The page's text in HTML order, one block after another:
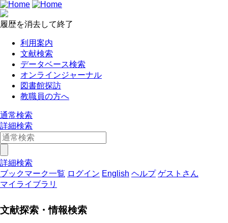
履歴を消去して終了
利用案内
文献検索
データベース検索
オンラインジャーナル
図書館探訪
教職員の方へ
通常検索
詳細検索
詳細検索
ブックマーク一覧 ログイン English ヘルプ ゲストさん
マイライブラリ
文献探索・情報検索